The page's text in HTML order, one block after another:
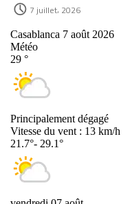
7 juillet، 2026